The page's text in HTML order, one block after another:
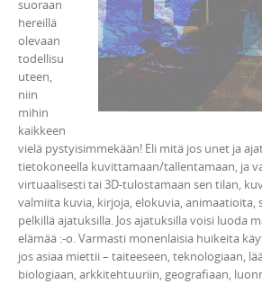
suoraan
hereillä
olevaan
todellisu
uteen,
niin
mihin
kaikkeen
vielä pystyisimmekään! Eli mitä jos unet ja
tietokoneella kuvittamaan/tallentamaan, ja
virtuaalisesti tai 3D-tulostamaan sen tilan,
valmiita kuvia, kirjoja, elokuvia, animaatioita,
pelkillä ajatuksilla. Jos ajatuksilla voisi luoda
elämää :-o. Varmasti monenlaisia huikeita
jos asiaa miettii – taiteeseen, teknologiaan,
biologiaan, arkkitehtuuriin, geografiaan,